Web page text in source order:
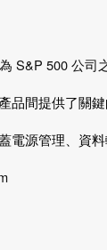
為 S&P 500 公司
品間提供了關
源管理、資料